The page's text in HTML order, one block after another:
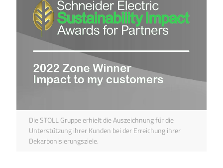
Die STOLL Gruppe erhielt die Auszeichnung für die
Unter­stützung ihrer Kunden bei der Erreichung ihrer
Dekarbonisierungs­ziele.